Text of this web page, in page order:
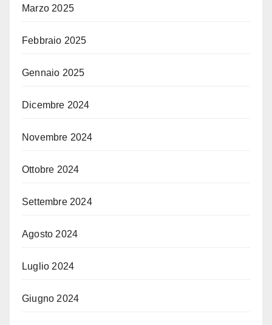
Marzo 2025
Febbraio 2025
Gennaio 2025
Dicembre 2024
Novembre 2024
Ottobre 2024
Settembre 2024
Agosto 2024
Luglio 2024
Giugno 2024